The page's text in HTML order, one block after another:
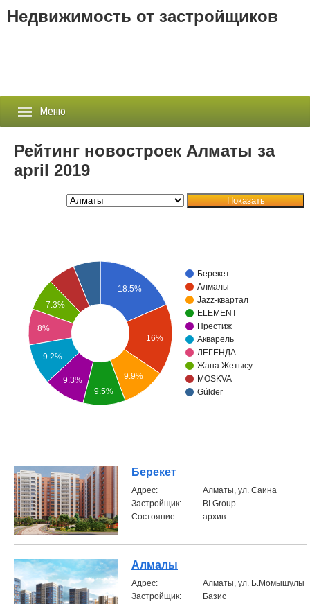
Недвижимость от застройщиков
Меню
Застройщики
Новостройки
Агентства
Объявления
Кабинет
Рейтинг новостроек Алматы за
april 2019
Показать
Берекет
Алмалы
Jazz-квартал
ELEMENT
Престиж
Акварель
ЛЕГЕНДА
Жана Жетысу
MOSKVA
Gúlder
18.5%
16%
9.9%
7.3%
8%
9.2%
9.3%
9.5%
Берекет
Aдрес:
Алматы, ул. Саина
Застройщик:
BI Group
Состояние:
архив
Алмалы
Aдрес:
Алматы, ул. Б.Момышулы
Застройщик:
Базис